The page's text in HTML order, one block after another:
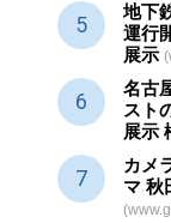
地下
運行
展示
名古
スト
展示
カメ
マ 秋